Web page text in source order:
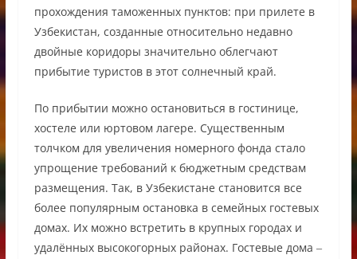
прохождения таможенных пунктов: при прилете в
Узбекистан, созданные относительно недавно
двойные коридоры значительно облегчают
прибытие туристов в этот солнечный край.
По прибытии можно остановиться в гостинице,
хостеле или юртовом лагере. Существенным
толчком для увеличения номерного фонда стало
упрощение требований к бюджетным средствам
размещения. Так, в Узбекистане становится все
более популярным остановка в семейных гостевых
домах. Их можно встретить в крупных городах и
удалённых высокогорных районах. Гостевые дома ‒